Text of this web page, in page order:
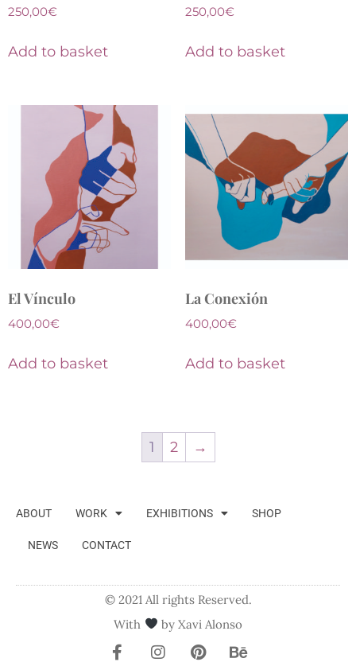
250,00€
Add to basket
250,00€
Add to basket
El Vínculo
400,00€
Add to basket
La Conexión
400,00€
Add to basket
1 2 →
ABOUT WORK EXHIBITIONS SHOP
NEWS CONTACT
© 2021 All rights Reserved.
With
by Xavi Alonso